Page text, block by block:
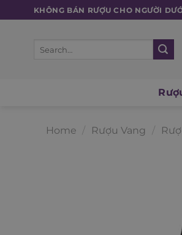
to
KHÔNG BÁN RƯỢU CHO NGƯỜI
Home / Rượu Vang /